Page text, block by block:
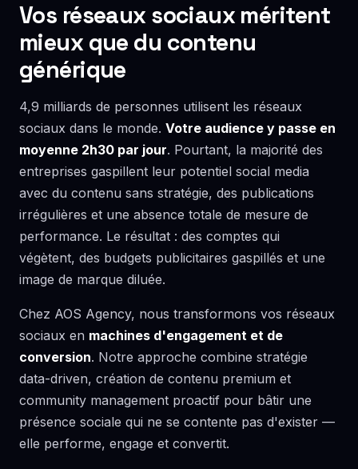
Vos réseaux sociaux méritent
mieux que du contenu
générique
4,9 milliards de personnes utilisent les réseaux
sociaux dans le monde. Votre audience y passe en
moyenne 2h30 par jour. Pourtant, la majorité des
entreprises gaspillent leur potentiel social media
avec du contenu sans stratégie, des publications
irrégulières et une absence totale de mesure de
performance. Le résultat : des comptes qui
végètent, des budgets publicitaires gaspillés et une
image de marque diluée.
Chez AOS Agency, nous transformons vos réseaux
sociaux en machines d'engagement et de
conversion. Notre approche combine stratégie
data-driven, création de contenu premium et
community management proactif pour bâtir une
présence sociale qui ne se contente pas d'exister —
elle performe, engage et convertit.